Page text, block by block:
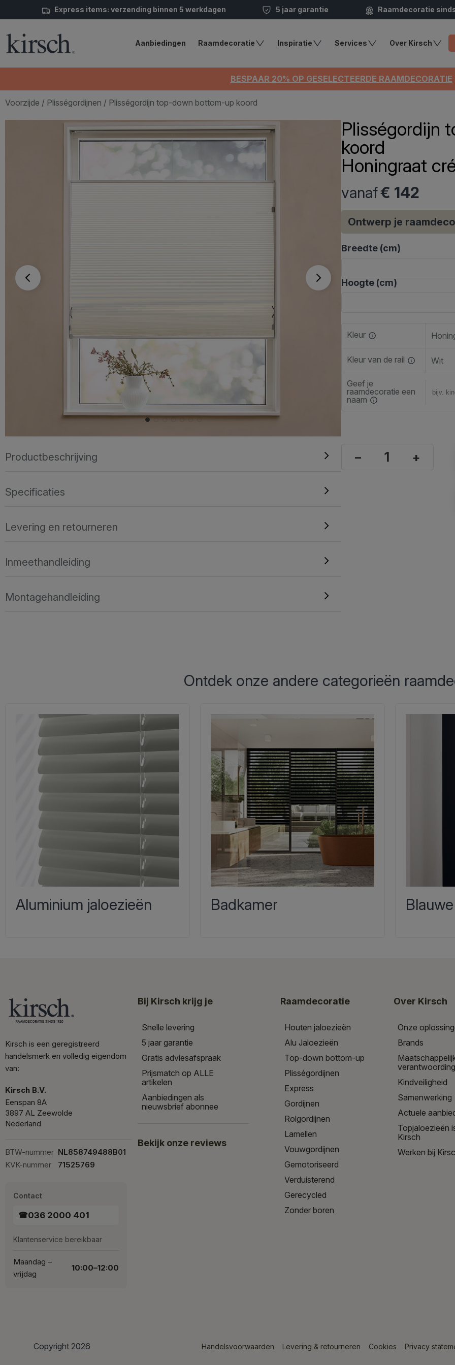
Express items: verzending binnen 5 werkdagen 5 jaar garantie Raamdecoratie
Aanbiedingen Raamdecoratie Inspiratie Services Over Kirsch
BESPAAR 20% OP GESELECTEERDE RAAMDECORATIE
Voorzijde / Plisségordijnen / Plisségordijn top-down bottom-up koord
Productbeschrijving
Specificaties
Levering en retourneren
Inmeethandleiding
Montagehandleiding
Plisségordijn
koord
Honingraat
vanaf€ 142
Ontwerp je
Breedte (cm)
Hoogte (cm)
Kleur
Kleur van de rail Wit
Geef je
raamdecoratie een
naam
– +
Ontdek onze andere categorieën
Aluminium jaloezieën Badkamer
Kirsch is een geregistreerd
handelsmerk en volledig eigendom
van:
Kirsch B.V.
Eenspan 8A
3897 AL Zeewolde
Nederland
BTW-nummer NL858749488B01
KVK-nummer
71525769
Contact
☎036 2000 401
Klantenservice bereikbaar
Maandag –
vrijdag
10:00–12:00
Bij Kirsch krijg je
Snelle levering
5 jaar garantie
Gratis adviesafspraak
Prijsmatch op ALLE
artikelen
Aanbiedingen als
nieuwsbrief abonnee
Bekijk onze reviews
Raamdecoratie
Houten jaloezieën
Alu Jaloezieën
Top-down bottom-up
Plisségordijnen
Express
Gordijnen
Rolgordijnen
Lamellen
Vouwgordijnen
Gemotoriseerd
Verduisterend
Gerecycled
Zonder boren
Over Kirsch
Onze
Brands
verantwoording
Kindveiligheid
Samenwerking
Actuele
Topjaloezieën
Kirsch
Werken bij
Copyright 2026 Handelsvoorwaarden Levering & retourneren Cookies Privacy